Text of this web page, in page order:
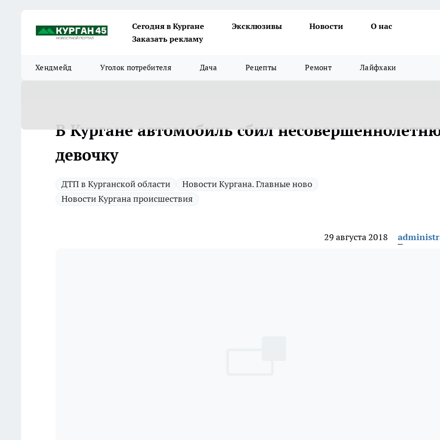
Сегодня в Кургане Эксклюзивы Новости
О нас
Заказать рекламу
Хендмейд Уголок потребителя Дача Рецепты Ремонт Лайфхаки
В Кургане автомобиль сбил
девочку
ДТП в Курганской области
Новости Кургана. Главные ново
Новости Кургана происшествия
29 августа 2018